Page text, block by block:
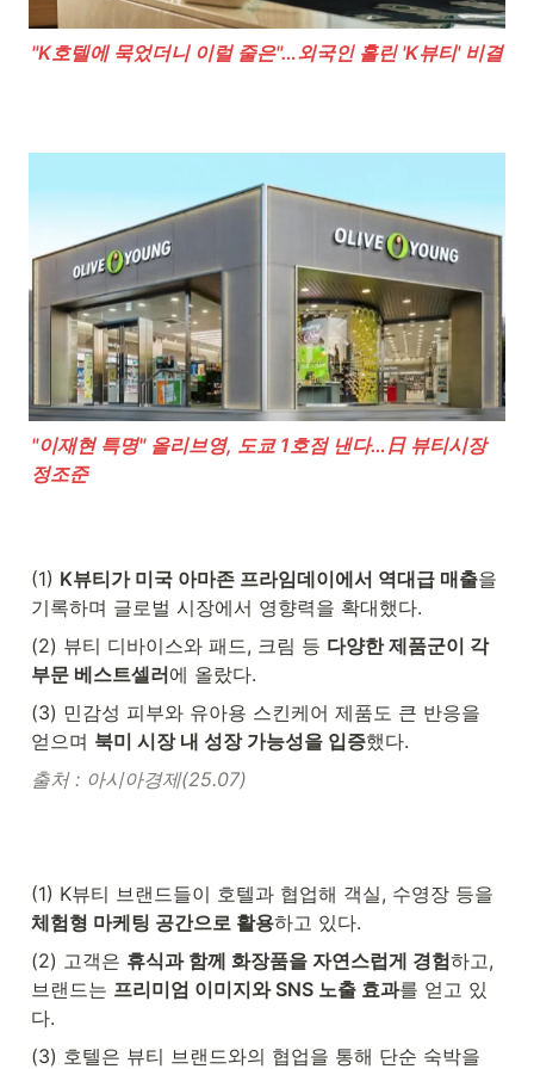
"K호텔에 묵었더니 이럴 줄은"…외국인 홀린 'K뷰티' 비결
"이재현 특명" 올리브영, 도쿄 1호점 낸다…日 뷰티시장
정조준
(1) K뷰티가 미국 아마존 프라임데이에서 역대급 매출을
기록하며 글로벌 시장에서 영향력을 확대했다.
(2) 뷰티 디바이스와 패드, 크림 등 다양한 제품군이 각
부문 베스트셀러에 올랐다.
(3) 민감성 피부와 유아용 스킨케어 제품도 큰 반응을
얻으며 북미 시장 내 성장 가능성을 입증했다.
출처 : 아시아경제(25.07)
(1) K뷰티 브랜드들이 호텔과 협업해 객실, 수영장 등을
체험형 마케팅 공간으로 활용하고 있다.
(2) 고객은 휴식과 함께 화장품을 자연스럽게 경험하고,
브랜드는 프리미엄 이미지와 SNS 노출 효과를 얻고 있
다.
(3) 호텔은 뷰티 브랜드와의 협업을 통해 단순 숙박을